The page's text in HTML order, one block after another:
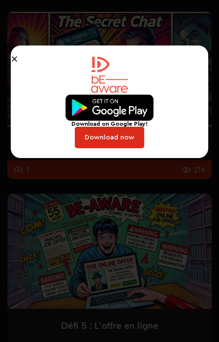
Défi 4 : La conversation secrète
1 216
Défi 5 : L’offre en ligne
Download on Google Play!
Download now